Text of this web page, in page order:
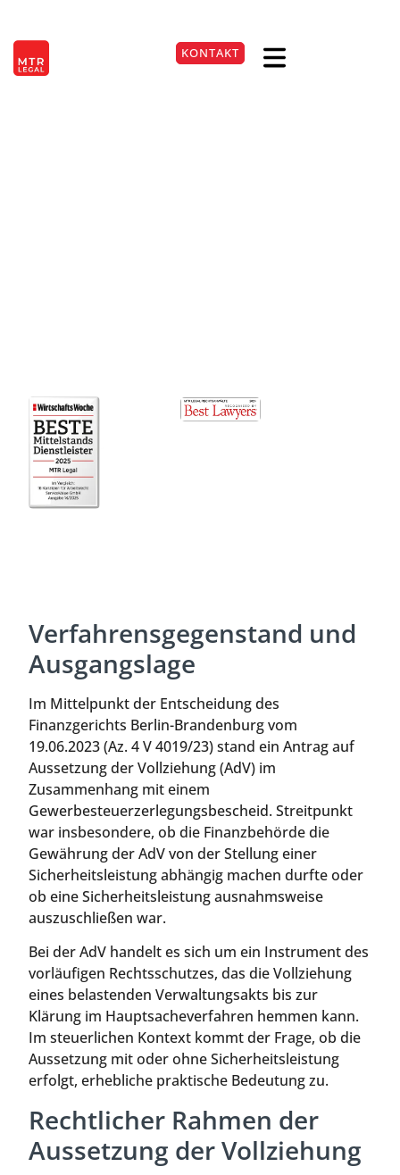
+49 221 9999220 KONTAKT EN
Verfahrensgegenstand und
Ausgangslage
Im Mittelpunkt der Entscheidung des
Finanzgerichts Berlin-Brandenburg vom
19.06.2023 (Az. 4 V 4019/23) stand ein Antrag auf
Aussetzung der Vollziehung (AdV) im
Zusammenhang mit einem
Gewerbesteuerzerlegungsbescheid. Streitpunkt
war insbesondere, ob die Finanzbehörde die
Gewährung der AdV von der Stellung einer
Sicherheitsleistung abhängig machen durfte oder
ob eine Sicherheitsleistung ausnahmsweise
auszuschließen war.
Bei der AdV handelt es sich um ein Instrument des
vorläufigen Rechtsschutzes, das die Vollziehung
eines belastenden Verwaltungsakts bis zur
Klärung im Hauptsacheverfahren hemmen kann.
Im steuerlichen Kontext kommt der Frage, ob die
Aussetzung mit oder ohne Sicherheitsleistung
erfolgt, erhebliche praktische Bedeutung zu.
Rechtlicher Rahmen der
Aussetzung der Vollziehung